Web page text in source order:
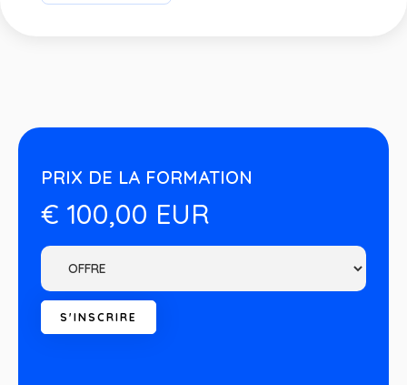
PRIX DE LA FORMATION
€ 100,00 EUR